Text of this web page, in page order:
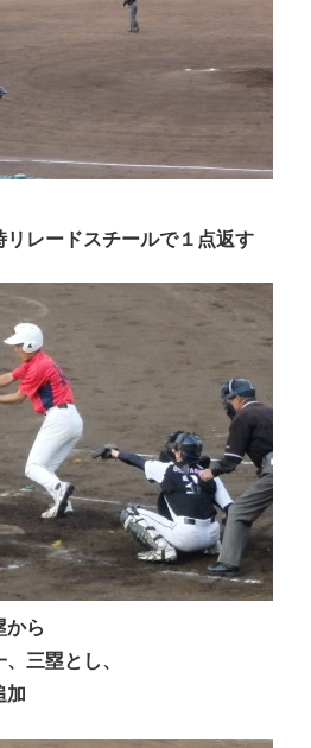
リレードスチールで１点返す
から
三塁とし、
加